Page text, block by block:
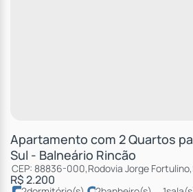
Apartamento com 2 Quartos
Sul - Balneário Rincão
R$2.200
CEP: 88836-000,Rodovia Jorge Fortulino,